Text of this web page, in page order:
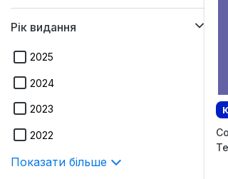
Рік видання
2025
2024
2023
2022
Показати більше